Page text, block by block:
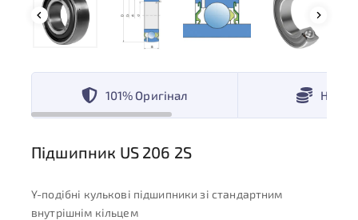
101% Оригінал
Підшипник US 206 2S
Y-подібні кулькові підшипники зі стандартним
внутрішнім кільцем